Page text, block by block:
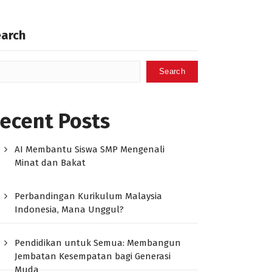
Search
Posts
AI Membantu Siswa SMP Mengenali
Minat dan Bakat
Perbandingan Kurikulum Malaysia
Indonesia, Mana Unggul?
Pendidikan untuk Semua: Membangun
Jembatan Kesempatan bagi Generasi
Muda